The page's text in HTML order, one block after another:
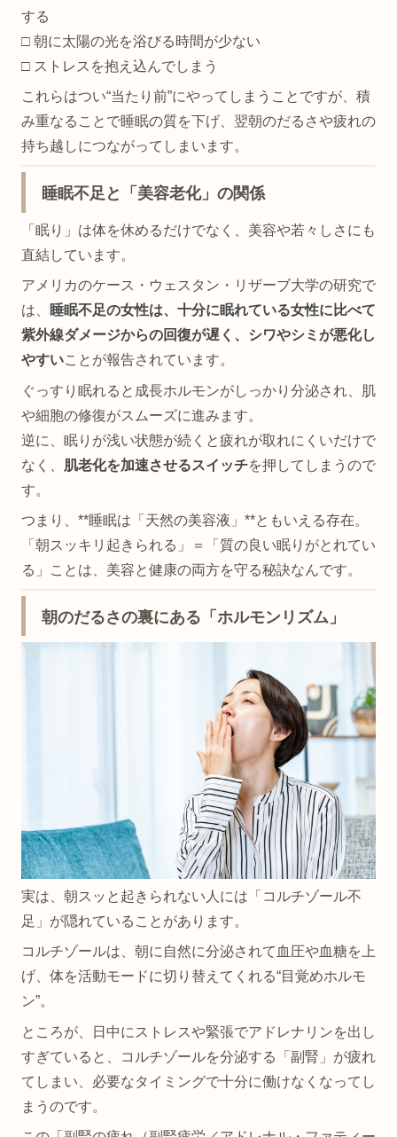
する
□ 朝に太陽の光を浴びる時間が少ない
□ ストレスを抱え込んでしまう
これらはつい“当たり前”にやってしまうことですが、積
み重なることで睡眠の質を下げ、翌朝のだるさや疲れの
持ち越しにつながってしまいます。
睡眠不足と「美容老化」の関係
「眠り」は体を休めるだけでなく、美容や若々しさにも
直結しています。
アメリカのケース・ウェスタン・リザーブ大学の研究で
は、
睡眠不足の女性は、十分に眠れている女性に比べて
紫外線ダメージからの回復が遅く、シワやシミが悪化し
やすいことが報告されています。
ぐっすり眠れると成長ホルモンがしっかり分泌され、肌
や細胞の修復がスムーズに進みます。
逆に、眠りが浅い状態が続くと疲れが取れにくいだけで
なく、 肌老化を加速させるスイッチを押してしまうので
す。
つまり、**睡眠は「天然の美容液」**ともいえる存在。
「朝スッキリ起きられる」＝「質の良い眠りがとれてい
る」ことは、美容と健康の両方を守る秘訣なんです。
朝のだるさの裏にある「ホルモンリズム」
実は、朝スッと起きられない人には「コルチゾール不
足」が隠れていることがあります。
コルチゾールは、朝に自然に分泌されて血圧や血糖を上
げ、体を活動モードに切り替えてくれる“目覚めホルモ
ン”。
ところが、日中にストレスや緊張でアドレナリンを出し
すぎていると、コルチゾールを分泌する「副腎」が疲れ
てしまい、必要なタイミングで十分に働けなくなってし
まうのです。